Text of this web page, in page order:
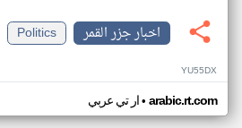
اخبار جزر القمر
Politics
YU55DX
ار تي عربي• arabic.rt.com